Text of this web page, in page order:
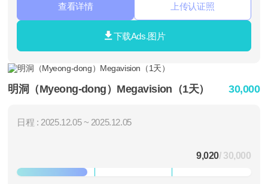
查看详情 上传认证照
下载Ads.图片
明洞（Myeong-dong）Megavision（1天） 30,000
日程 : 2025.12.05 ~ 2025.12.05
9,020/ 30,000